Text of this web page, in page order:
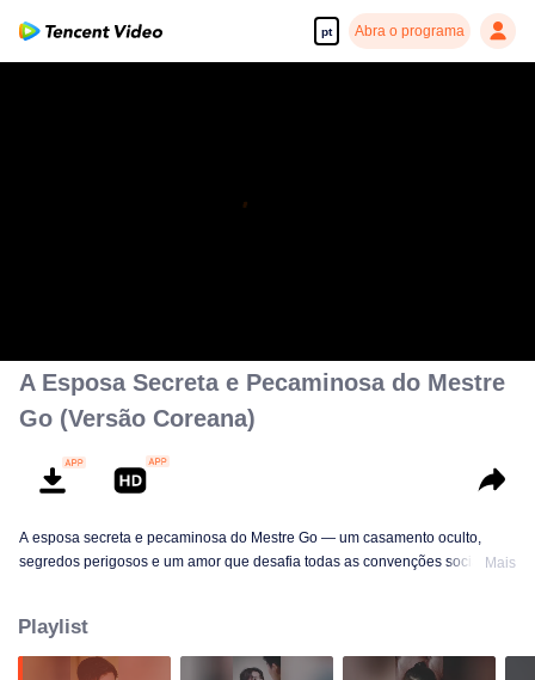
pt Abra o programa
A Esposa Secreta e Pecaminosa do Mestre
Go (Versão Coreana)
A esposa secreta e pecaminosa do Mestre Go — um casamento oculto,
segredos perigosos e um amor que desafia todas as convenções sociais.Mais
Playlist